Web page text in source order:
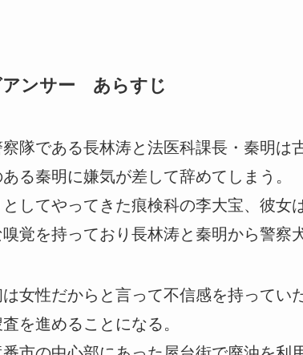
アンサー あらすじ
隊である長林涛と法医科課長・秦明は
る秦明に嫌気が差して辞めてしまう。
してやってきた痕検科の李大宝、彼女
覚を持っており長林涛と秦明から警察
女性だからと言って不信感を持ってい
を進めることになる。